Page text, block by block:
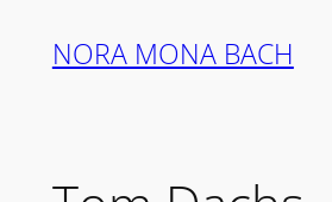
InhaltNORA MONA BACH